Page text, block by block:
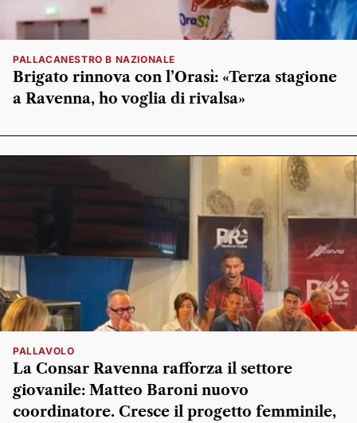
PALLACANESTRO B NAZIONALE
Brigato rinnova con l’Orasì: «Terza stagione
a Ravenna, ho voglia di rivalsa»
PALLAVOLO
La Consar Ravenna rafforza il settore
giovanile: Matteo Baroni nuovo
coordinatore. Cresce il progetto femminile,